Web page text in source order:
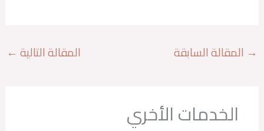
→ المقالة السابقة المقالة التالية ←
الخدمات الأخري